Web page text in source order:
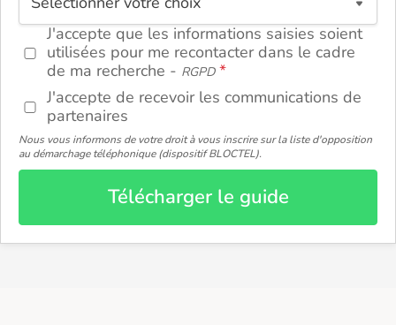
J'accepte que les informations saisies soient
utilisées pour me recontacter dans le cadre
de ma recherche - RGPD
J'accepte de recevoir les communications de
partenaires
Nous vous informons de votre droit à vous inscrire sur la liste d'opposition
au démarchage téléphonique (dispositif BLOCTEL).
Télécharger le guide